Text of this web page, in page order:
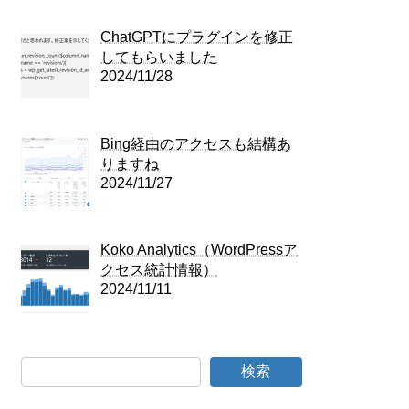
ChatGPTにプラグインを修正
してもらいました
2024/11/28
Bing経由のアクセスも結構あ
りますね
2024/11/27
Koko Analytics（WordPressア
クセス統計情報）
2024/11/11
検索